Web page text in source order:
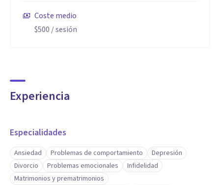
Coste medio
$500 / sesión
Experiencia
Especialidades
Ansiedad Problemas de comportamiento
Depresión
Divorcio
Problemas emocionales
Infidelidad
Matrimonios y prematrimonios